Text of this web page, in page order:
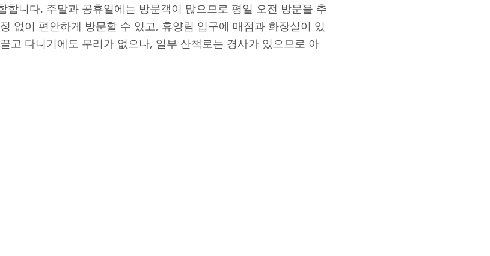
합니다. 주말과 공휴일에는 방문객이 많으므로 평일 오전 방문을 추
없이 편안하게 방문할 수 있고, 휴양림 입구에 매점과 화장실이 있
고 다니기에도 무리가 없으나, 일부 산책로는 경사가 있으므로 아